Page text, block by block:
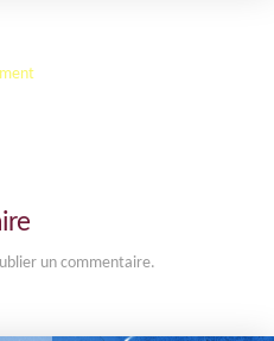
un commentaire.